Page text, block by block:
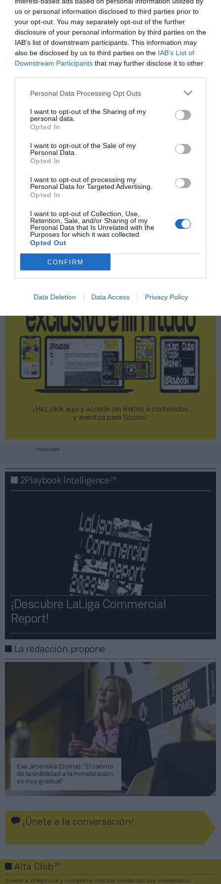
us or personal information disclosed to third parties prior to
your opt-out. You may separately opt-out of the further
disclosure of your personal information by third parties on the
IAB’s list of downstream participants. This information may
also be disclosed by us to third parties on the IAB’s List of
Downstream Participants that may further disclose it to other
Personal Data Processing Opt Outs
I want to opt-out of the Sharing of my
personal data.
Opted In
I want to opt-out of the Sale of my
Personal Data.
Opted In
I want to opt-out of processing my
Personal Data for Targeted Advertising.
Opted In
I want to opt-out of Collection, Use,
Retention, Sale, and/or Sharing of my
Personal Data that Is Unrelated with the
Purposes for which it was collected.
Opted Out
CONFIRM
Data Deletion Data Access Privacy Policy
Índex 2P
Dorna Sports
Añadir2Playbookcomo fuente preferida de Google
de forma gratuita
Mantente informado con las últimas noticias de actualidad.
ACTIVAR AHORA
Compartir
Imprimir
Publicidad
2Playbook Club
¡Haz click aquí y accede sin límites a contenidos
y eventos para Socios!​​​​​​​
Publicidad
2Playbook Intelligence2P
¡Descubre LaLiga Commercial
Report!​​
La redacción propone
Eva Jirsenska (Dorna): “El camino
de la visibilidad a la monetización
es muy gradual”
¡Únete a la conversación!
Alta Club2P
¡Únete a 2Playbook y comparte con tus contactos los contenidos